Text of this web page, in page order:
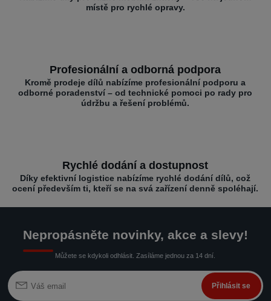
místě pro rychlé opravy.
Profesionální a odborná podpora
Kromě prodeje dílů nabízíme profesionální podporu a
odborné poradenství – od technické pomoci po rady pro
údržbu a řešení problémů.
Rychlé dodání a dostupnost
Díky efektivní logistice nabízíme rychlé dodání dílů, což
ocení především ti, kteří se na svá zařízení denně spoléhají.
Nepropásněte novinky, akce a slevy!
Můžete se kdykoli odhlásit. Zasíláme jednou za 14 dní.
Přihlásit se